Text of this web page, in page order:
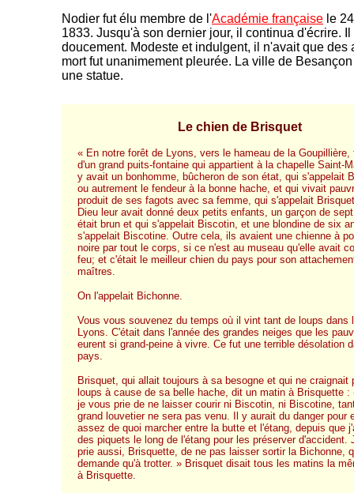
Nodier fut élu membre de l'Académie française le
1833. Jusqu'à son dernier jour, il continua d'écrire.
doucement. Modeste et indulgent, il n'avait que des
mort fut unanimement pleurée. La ville de
une statue.
-
Le chien de Brisquet
« En notre forêt de Lyons, vers le hameau de la Goupillière,
d'un grand puits-fontaine qui appartient à la chapelle Saint-
y avait un bonhomme, bûcheron de son état, qui s'appelait
ou autrement le fendeur à la bonne hache, et qui vivait
produit de ses fagots avec sa femme, qui s'appelait
Dieu leur avait donné deux petits enfants, un garçon de
était brun et qui s'appelait Biscotin, et une blondine de six
s'appelait Biscotine. Outre cela, ils avaient une chienne à
noire par tout le corps, si ce n'est au museau qu'elle avait
feu; et c'était le meilleur chien du pays pour son
maîtres.
On l'appelait Bichonne.
Vous vous souvenez du temps où il vint tant de loups dans
Lyons. C'était dans l'année des grandes neiges que les
eurent si grand-peine à vivre. Ce fut une terrible désolation
pays.
Brisquet, qui allait toujours à sa besogne et qui ne craignait
loups à cause de sa belle hache, dit un matin à Brisquette :
je vous prie de ne laisser courir ni Biscotin, ni Biscotine,
grand louvetier ne sera pas venu. Il y aurait du danger pour
assez de quoi marcher entre la butte et l'étang, depuis que
des piquets le long de l'étang pour les préserver d'accident.
prie aussi, Brisquette, de ne pas laisser sortir la Bichonne,
demande qu'à trotter. » Brisquet disait tous les matins la
à Brisquette.